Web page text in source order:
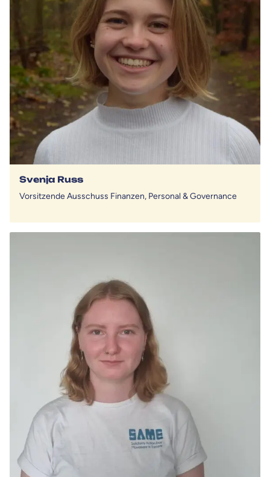
Svenja Russ
Vorsitzende Ausschuss Finanzen, Personal & Governance